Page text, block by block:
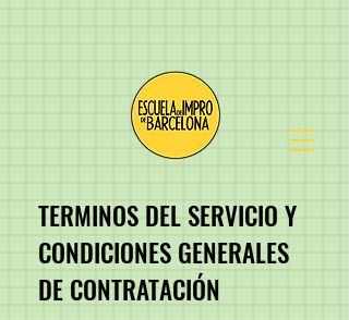
TERMINOS DEL SERVICIO Y
CONDICIONES GENERALES
DE CONTRATACIÓN